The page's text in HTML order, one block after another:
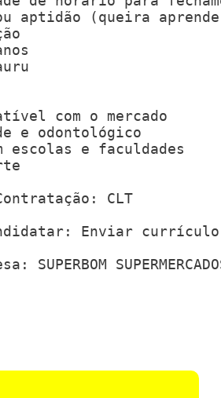
aptidão (queira
com o mercado
e odontológico
escolas e faculdades
CLT
Enviar
SUPERBOM